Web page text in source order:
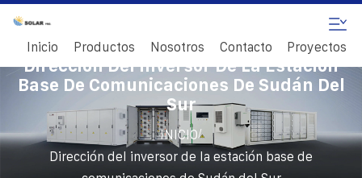
Inicio Productos Nosotros Contacto Proyectos
Dirección Del Inversor De La Estación
Base De Comunicaciones De Sudán Del
Sur
INICIO/
Dirección del inversor de la estación base de